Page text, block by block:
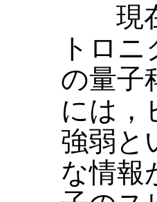
現在
トロ
の量子
には，
強弱と
な情報